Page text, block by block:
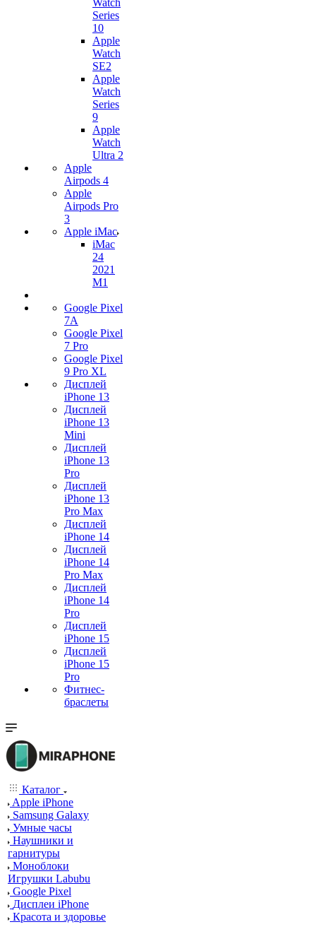
Watch
Series
10
Apple
Watch
SE2
Apple
Watch
Series
9
Apple
Watch
Ultra 2
Apple
Airpods 4
Apple
Airpods Pro
3
Apple iMac
iMac
24
2021
M1
Google Pixel
7А
Google Pixel
7 Pro
Google Pixel
9 Pro XL
Дисплей
iPhone 13
Дисплей
iPhone 13
Mini
Дисплей
iPhone 13
Pro
Дисплей
iPhone 13
Pro Max
Дисплей
iPhone 14
Дисплей
iPhone 14
Pro Max
Дисплей
iPhone 14
Pro
Дисплей
iPhone 15
Дисплей
iPhone 15
Pro
Фитнес-
браслеты
Каталог
Apple iPhone
Samsung Galaxy
Умные часы
Наушники и
гарнитуры
Моноблоки
Игрушки Labubu
Google Pixel
Дисплеи iPhone
Красота и здоровье